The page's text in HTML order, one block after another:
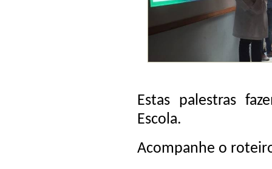
Estas palestras
Escola.
Acompanhe o